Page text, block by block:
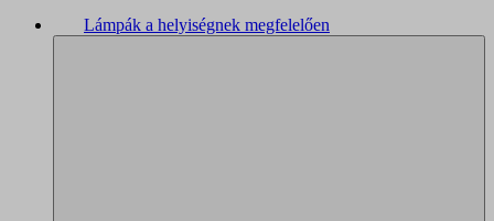
Lámpák a helyiségnek megfelelően